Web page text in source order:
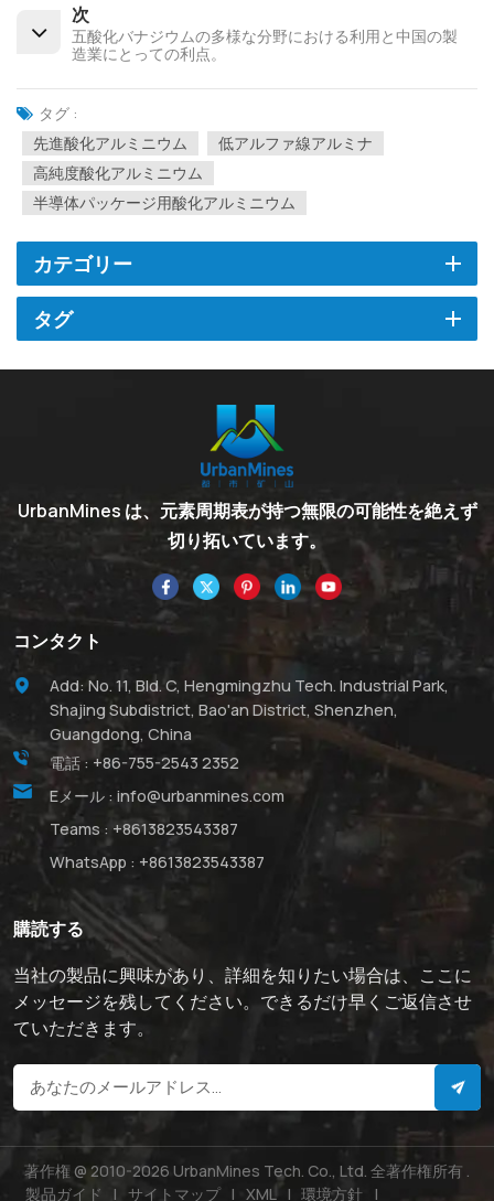
次
五酸化バナジウムの多様な分野における利用と中国の製
造業にとっての利点。
タグ :
先進酸化アルミニウム
低アルファ線アルミナ
高純度酸化アルミニウム
半導体パッケージ用酸化アルミニウム
カテゴリー
タグ
UrbanMines は、元素周期表が持つ無限の可能性を絶えず
切り拓いています。
コンタクト
Add: No. 11, Bld. C, Hengmingzhu Tech. Industrial Park,
Shajing Subdistrict, Bao'an District, Shenzhen,
Guangdong, China
電話 :+86-755-2543 2352
Eメール : info@urbanmines.com
Teams : +8613823543387
WhatsApp : +8613823543387
購読する
当社の製品に興味があり、詳細を知りたい場合は、ここに
メッセージを残してください。できるだけ早くご返信させ
ていただきます。
著作権 @ 2010-2026 UrbanMines Tech. Co., Ltd. 全著作権所有 .
製品ガイド
| サイトマップ | XML | 環境方針 |